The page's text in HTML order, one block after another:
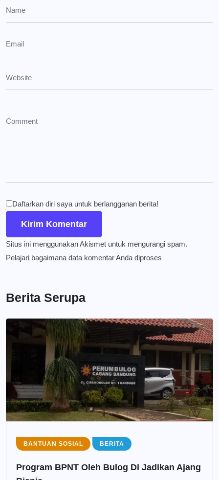
Daftarkan diri saya untuk berlangganan berita!
Situs ini menggunakan Akismet untuk mengurangi spam.
Pelajari bagaimana data komentar Anda diproses
Berita Serupa
BANTUAN SOSIAL BERITA
Program BPNT Oleh Bulog Di Jadikan Ajang